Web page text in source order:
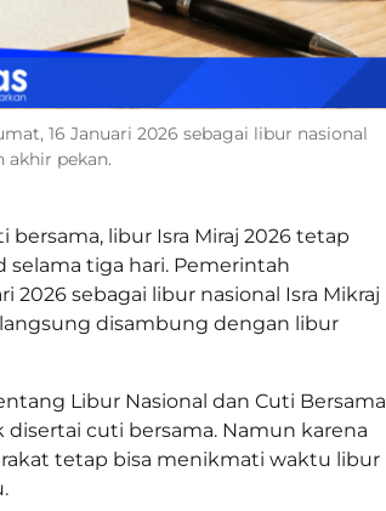
16 Januari 2026 sebagai libur nasional
akhir pekan.
bersama, libur Isra Miraj 2026 tetap
tiga hari. Pemerintah
2026 sebagai libur nasional Isra Mikraj
disambung dengan libur
Libur Nasional dan Cuti Bersama
disertai cuti bersama. Namun karena
tetap bisa menikmati waktu libur